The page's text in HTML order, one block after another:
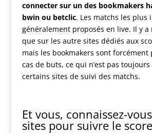
connecter sur un des bookmakers
bwin ou betclic. Les matchs les plus
généralement proposés en live. Il y a
que sur les autre sites dédiés aux
mais les bookmakers sont forcément
cas de buts, ce qui n’est pas
certains sites de suivi des matchs.
Et vous, connaissez-
sites pour suivre le